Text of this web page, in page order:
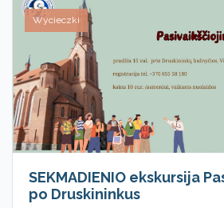
Wycieczki
SEKMADIENIO ekskursija
po Druskininkus